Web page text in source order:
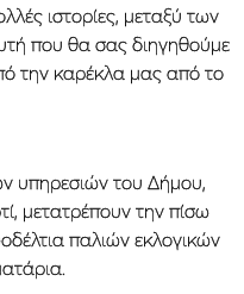
ιστορίες, μεταξύ των
που θα σας διηγηθούμε
την καρέκλα μας από το
υπηρεσιών του Δήμου,
μετατρέπουν την πίσω
παλιών εκλογικών